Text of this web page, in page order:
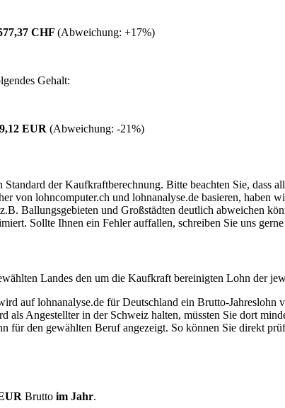
CHF (Abweichung: +17%)
Gehalt:
EUR (Abweichung: -21%)
der Kaufkraftberechnung. Bitte beachten Sie, dass
von lohncomputer.ch und lohnanalyse.de basieren,
Ballungsgebieten und Großstädten deutlich abweichen
Sollte Ihnen ein Fehler auffallen, schreiben Sie uns
Landes den um die Kaufkraft bereinigten Lohn der
auf lohnanalyse.de für Deutschland ein Brutto-
als Angestellter in der Schweiz halten, müssten Sie dort
für den gewählten Beruf angezeigt. So können Sie direkt
Brutto im Jahr.